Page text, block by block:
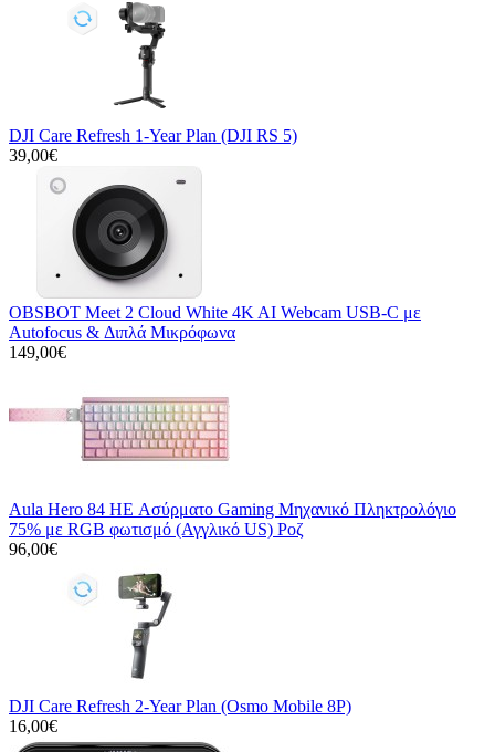
DJI Care Refresh 1-Year Plan (DJI RS 5)
39,00€
OBSBOT Meet 2 Cloud White 4K AI Webcam USB-C με
Autofocus & Διπλά Μικρόφωνα
149,00€
Aula Hero 84 HE Ασύρματο Gaming Μηχανικό Πληκτρολόγιο
75% με RGB φωτισμό (Αγγλικό US) Ροζ
96,00€
DJI Care Refresh 2-Year Plan (Osmo Mobile 8P)
16,00€